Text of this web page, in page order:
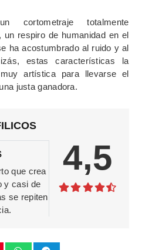
totalmente
un respiro de humanidad en el
ha acostumbrado al ruido y al
estas características la
artística para llevarse el
justa ganadora.
que crea
y casi de
se repiten
4,5